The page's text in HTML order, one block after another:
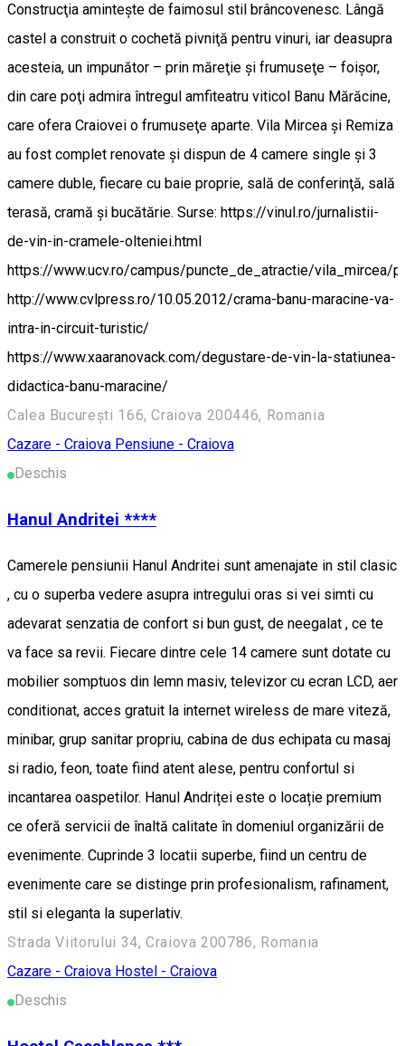
Construcţia aminteşte de faimosul stil brâncovenesc. Lângă
castel a construit o cochetă pivniţă pentru vinuri, iar deasupra
acesteia, un impunător – prin măreţie şi frumuseţe – foişor,
din care poţi admira întregul amfiteatru viticol Banu Mărăcine,
care ofera Craiovei o frumuseţe aparte. Vila Mircea şi Remiza
au fost complet renovate şi dispun de 4 camere single şi 3
camere duble, fiecare cu baie proprie, sală de conferinţă, sală
terasă, cramă şi bucătărie. Surse: https://vinul.ro/jurnalistii-
de-vin-in-cramele-olteniei.html
https://www.ucv.ro/campus/puncte_de_atractie/vila_mircea/
http://www.cvlpress.ro/10.05.2012/crama-banu-maracine-va-
intra-in-circuit-turistic/
https://www.xaaranovack.com/degustare-de-vin-la-statiunea-
didactica-banu-maracine/
Calea București 166, Craiova 200446, Romania
Cazare - Craiova Pensiune - Craiova
Deschis
Hanul Andritei ****
Camerele pensiunii Hanul Andritei sunt amenajate in stil clasic
, cu o superba vedere asupra intregului oras si vei simti cu
adevarat senzatia de confort si bun gust, de neegalat , ce te
va face sa revii. Fiecare dintre cele 14 camere sunt dotate cu
mobilier somptuos din lemn masiv, televizor cu ecran LCD, aer
conditionat, acces gratuit la internet wireless de mare viteză,
minibar, grup sanitar propriu, cabina de dus echipata cu masaj
si radio, feon, toate fiind atent alese, pentru confortul si
incantarea oaspetilor. Hanul Andriței este o locație premium
ce oferă servicii de înaltă calitate în domeniul organizării de
evenimente. Cuprinde 3 locatii superbe, fiind un centru de
evenimente care se distinge prin profesionalism, rafinament,
stil si eleganta la superlativ.
Strada Viitorului 34, Craiova 200786, Romania
Cazare - Craiova Hostel - Craiova
Deschis